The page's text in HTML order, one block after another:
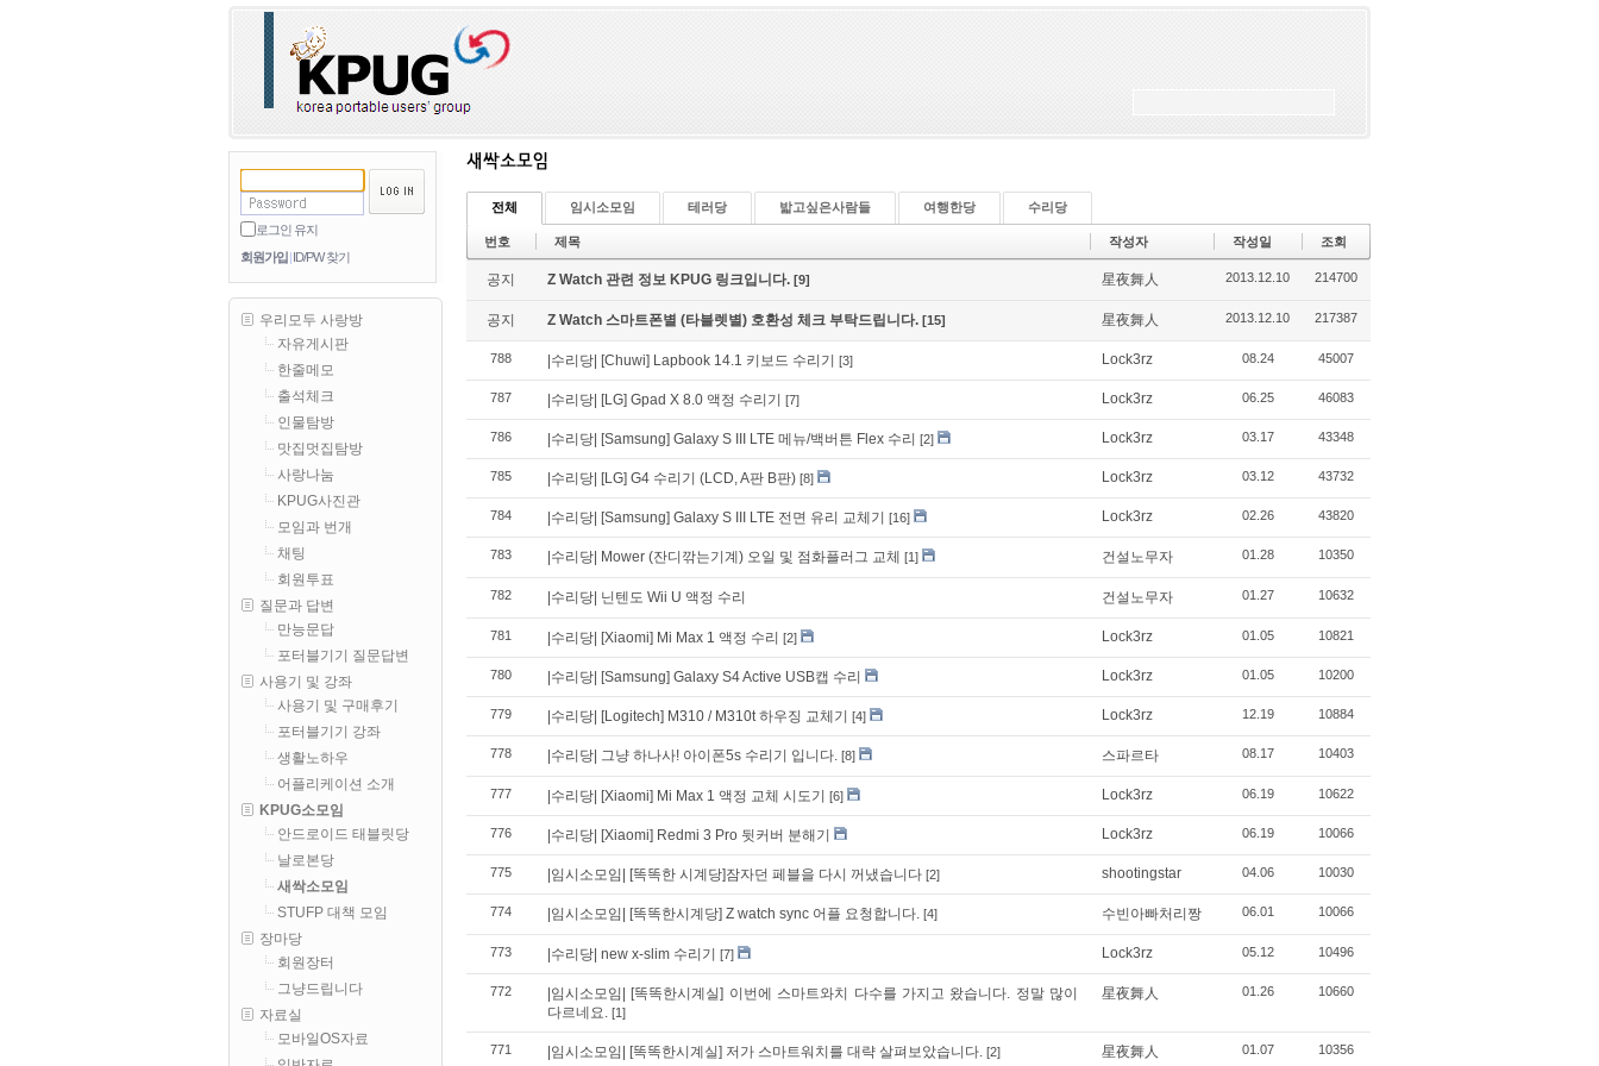
전체 임시소모임 테러당 밟고싶은사람들 여행한당 수리당
번호 제목 작성자 작성일 조회
공지 Z Watch 관련 정보 KPUG 링크입니다. [9] 星夜舞人 2013.12.10 214700
공지 Z Watch 스마트폰별 (타블렛별) 호환성 체크 부탁드립니다. [15] 星夜舞人 2013.12.10 217387
788 |수리당| [Chuwi] Lapbook 14.1 키보드 수리기 [3] Lock3rz 08.24 45007
787 |수리당| [LG] Gpad X 8.0 액정 수리기 [7] Lock3rz 06.25 46083
786 |수리당| [Samsung] Galaxy S III LTE 메뉴/백버튼 Flex 수리 [2] Lock3rz 03.17 43348
785 |수리당| [LG] G4 수리기 (LCD, A판 B판) [8] Lock3rz 03.12 43732
784 |수리당| [Samsung] Galaxy S III LTE 전면 유리 교체기 [16] Lock3rz 02.26 43820
783 |수리당| Mower (잔디깎는기계) 오일 및 점화플러그 교체 [1] 건설노무자 01.28 10350
782 |수리당| 닌텐도 Wii U 액정 수리 건설노무자 01.27 10632
781 |수리당| [Xiaomi] Mi Max 1 액정 수리 [2] Lock3rz 01.05 10821
780 |수리당| [Samsung] Galaxy S4 Active USB캡 수리 Lock3rz 01.05 10200
779 |수리당| [Logitech] M310 / M310t 하우징 교체기 [4] Lock3rz 12.19 10884
778 |수리당| 그냥 하나사! 아이폰5s 수리기 입니다. [8] 스파르타 08.17 10403
777 |수리당| [Xiaomi] Mi Max 1 액정 교체 시도기 [6] Lock3rz 06.19 10622
776 |수리당| [Xiaomi] Redmi 3 Pro 뒷커버 분해기 Lock3rz 06.19 10066
775 |임시소모임| [똑똑한 시계당]잠자던 페블을 다시 꺼냈습니다 [2] shootingstar 04.06 10030
774 |임시소모임| [똑똑한시계당] Z watch sync 어플 요청합니다. [4] 수빈아빠처리짱 06.01 10066
773 |수리당| new x-slim 수리기 [7] Lock3rz 05.12 10496
772 |임시소모임|
[똑똑한시계실] 이번에 스마트와치 다수를 가지고 왔습니다. 정말 많이
다르네요. [1]
星夜舞人 01.26 10660
771 |임시소모임| [똑똑한시계실] 저가 스마트워치를 대략 살펴보았습니다. [2] 星夜舞人 01.07 10356
로그인 유지
회원가입 ID/PW 찾기
우리모두 사랑방
자유게시판
한줄메모
출석체크
인물탐방
맛집멋집탐방
사랑나눔
KPUG사진관
모임과 번개
채팅
회원투표
질문과 답변
만능문답
포터블기기 질문답변
사용기 및 강좌
사용기 및 구매후기
포터블기기 강좌
생활노하우
어플리케이션 소개
KPUG소모임
안드로이드 태블릿당
날로본당
새싹소모임
STUFP 대책 모임
장마당
회원장터
그냥드립니다
자료실
모바일OS자료